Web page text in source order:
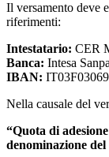
Il versamento deve
riferimenti:
Intestatario: CER
Banca: Intesa
IBAN:
Nella causale del
“Quota di
denominazione